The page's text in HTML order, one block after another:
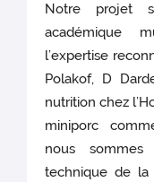
Notre projet
académique
l’expertise
Polakof, D
nutrition chez
miniporc
nous
technique de la